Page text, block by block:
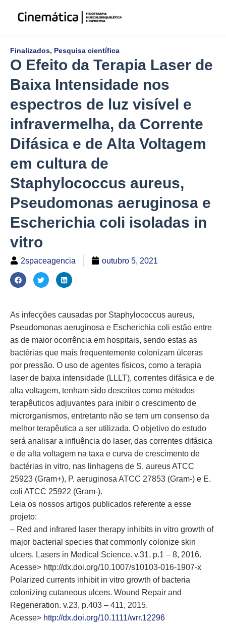
Finalizados, Pesquisa científica
O Efeito da Terapia Laser de
Baixa Intensidade nos
espectros de luz visível e
infravermelha, da Corrente
Difásica e de Alta Voltagem
em cultura de
Staphylococcus aureus,
Pseudomonas aeruginosa e
Escherichia coli isoladas in
vitro
2spaceagencia outubro 5, 2021
As infecções causadas por Staphylococcus aureus,
Pseudomonas aeruginosa e Escherichia coli estão entre
as de maior ocorrência em hospitais, sendo estas as
bactérias que mais frequentemente colonizam úlceras
por pressão. O uso de agentes físicos, como a terapia
laser de baixa intensidade (LLLT), correntes difásica e de
alta voltagem, tenham sido descritos como métodos
terapêuticos adjuvantes para inibir o crescimento de
microrganismos, entretanto não se tem um consenso da
melhor terapêutica a ser utilizada. O objetivo do estudo
será analisar a influência do laser, das correntes difásica
e de alta voltagem na taxa e curva de crescimento de
bactérias in vitro, nas linhagens de S. aureus ATCC
25923 (Gram+), P. aeruginosa ATCC 27853 (Gram-) e E.
coli ATCC 25922 (Gram-).
Leia os nossos artigos publicados referente a esse
projeto:
– Red and infrared laser therapy inhibits in vitro growth of
major bacterial species that commonly colonize skin
ulcers. Lasers in Medical Science. v.31, p.1 – 8, 2016.
Acesse> http://dx.doi.org/10.1007/s10103-016-1907-x
Polarized currents inhibit in vitro growth of bacteria
colonizing cutaneous ulcers. Wound Repair and
Regeneration. v.23, p.403 – 411, 2015.
Acesse> http://dx.doi.org/10.1111/wrr.12296